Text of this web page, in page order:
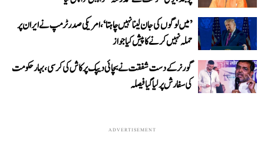
’میں لوگوں کی جان لینا نہیں چاہتا‘، امریکی صدر ٹرمپ نے ایران پر
حملہ نہیں کرنے کا پیش کیا جواز
گورنر کے دست شفقت نے بچائی دیپک پرکاش کی کرسی، بہار حکومت
کی سفارش پر لیا گیا فیصلہ
ADVERTISEMENT